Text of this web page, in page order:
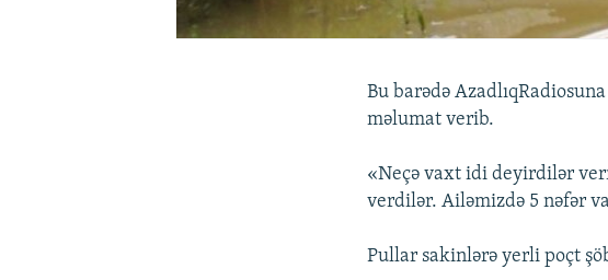
Bu barədə
məlumat verib.
«Neçə vaxt idi deyirdilər
verdilər. Ailəmizdə 5 nəfər
Pullar sakinlərə yerli poçt